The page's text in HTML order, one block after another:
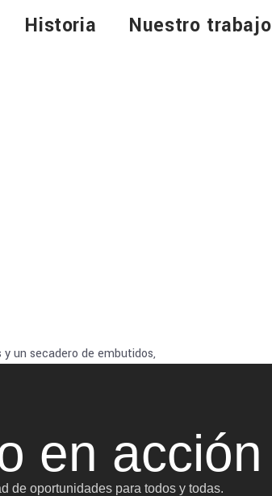
Historia Nuestro trabajo
un secadero de embutidos,
en acción
de oportunidades para todos y todas.